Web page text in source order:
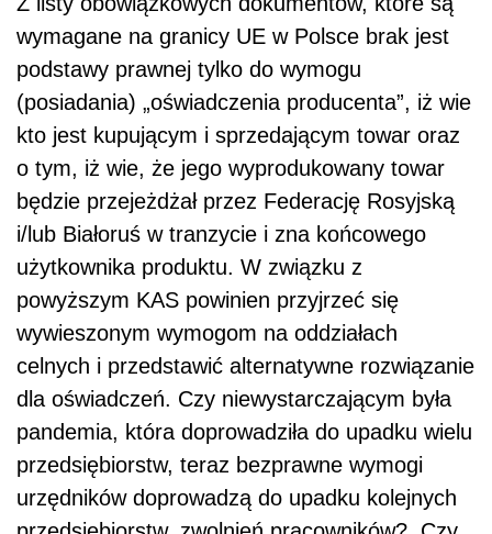
wymagane na granicy UE w Polsce brak jest
podstawy prawnej tylko do wymogu
(posiadania) „oświadczenia producenta”, iż wie
kto jest kupującym i sprzedającym towar oraz
o tym, iż wie, że jego wyprodukowany towar
będzie przejeżdżał przez Federację Rosyjską
i/lub Białoruś w tranzycie i zna końcowego
użytkownika produktu. W związku z
powyższym KAS powinien przyjrzeć się
wywieszonym wymogom na oddziałach
celnych i przedstawić alternatywne rozwiązanie
dla oświadczeń. Czy niewystarczającym była
pandemia, która doprowadziła do upadku wielu
przedsiębiorstw, teraz bezprawne wymogi
urzędników doprowadzą do upadku kolejnych